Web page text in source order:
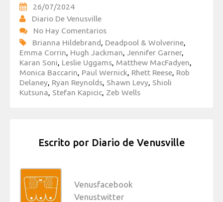
26/07/2024
Diario De Venusville
No Hay Comentarios
Brianna Hildebrand, Deadpool & Wolverine,
Emma Corrin, Hugh Jackman, Jennifer Garner,
Karan Soni, Leslie Uggams, Matthew MacFadyen,
Monica Baccarin, Paul Wernick, Rhett Reese, Rob
Delaney, Ryan Reynolds, Shawn Levy, Shioli
Kutsuna, Stefan Kapicic, Zeb Wells
Escrito por Diario de Venusville
Venusfacebook
Venustwitter